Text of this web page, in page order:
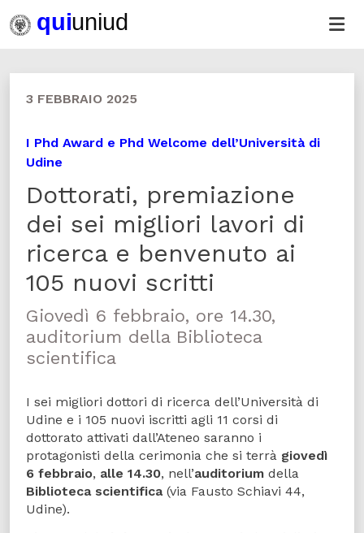
3 FEBBRAIO 2025
I Phd Award e Phd Welcome dell’Università di
Udine
Dottorati, premiazione
dei sei migliori lavori di
ricerca e benvenuto ai
105 nuovi scritti
Giovedì 6 febbraio, ore 14.30,
auditorium della Biblioteca
scientifica
I sei migliori dottori di ricerca dell’Università di
Udine e i 105 nuovi iscritti agli 11 corsi di
dottorato attivati dall’Ateneo saranno i
protagonisti della cerimonia che si terrà giovedì
6 febbraio, alle 14.30, nell’auditorium della
Biblioteca scientifica(via Fausto Schiavi 44,
Udine).